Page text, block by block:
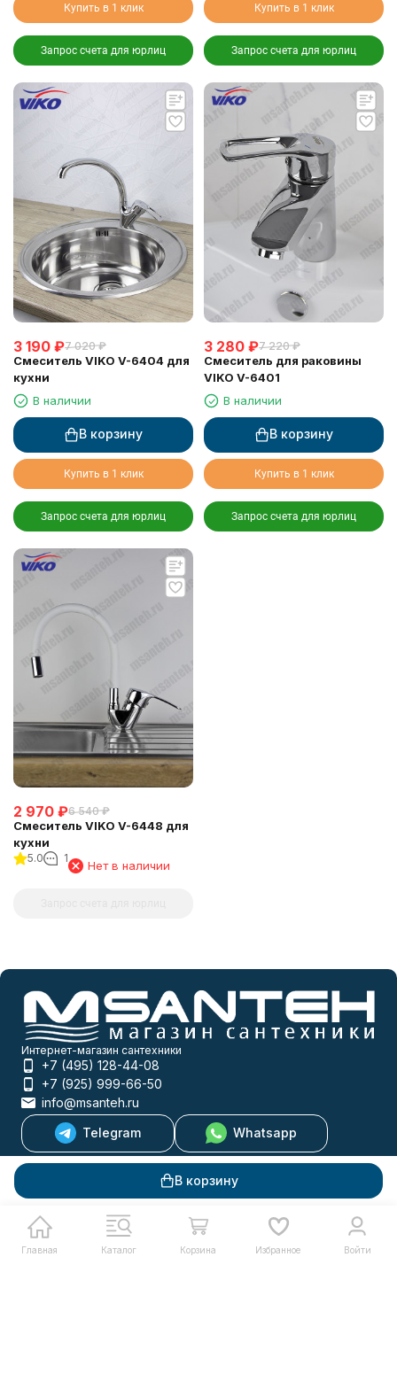
В корзину
Купить в 1 клик
Запрос счета для юрлиц
Купить в 1 клик
Запрос счета для юрлиц
3 190 ₽7 020 ₽
Смеситель VIKO V-6404 для
кухни
В наличии
В корзину
Купить в 1 клик
Запрос счета для юрлиц
3 280 ₽7 220 ₽
Смеситель для раковины
VIKO V-6401
В наличии
В корзину
Купить в 1 клик
Запрос счета для юрлиц
2 970 ₽6 540 ₽
Смеситель VIKO V-6448 для
кухни
5.0 1
Нет в наличии
Главная Каталог Корзина Избранное Войти
Интернет-магазин сантехники
+7 (495) 128-44-08
+7 (925) 999-66-50
info@msanteh.ru
Telegram
Whatsapp
Мы в соцсетях